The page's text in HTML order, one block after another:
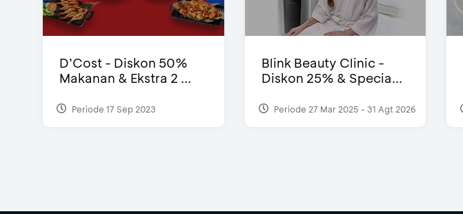
D’Cost - Diskon 50%
Makanan & Ekstra 2 ...
Periode 17 Sep 2023
Blink Beauty Clinic -
Diskon 25% & Specia...
Periode 27 Mar 2025 - 31 Agt 2026